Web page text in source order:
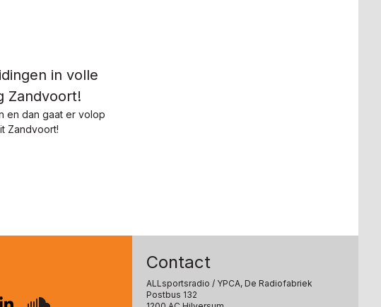
in volle
Zandvoort!
en dan gaat er volop
Zandvoort!
Contact
ALLsportsradio / YPCA, De Radiofabriek
Postbus 132